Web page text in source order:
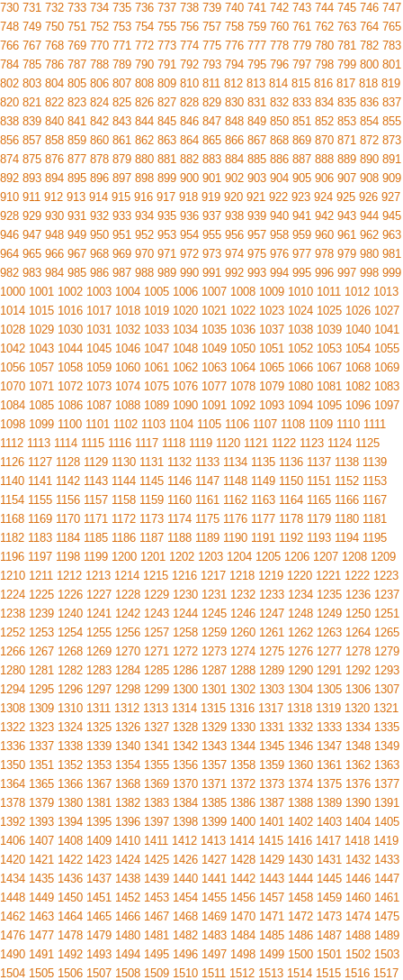
730 731 732 733 734 735 736 737 738 739 740 741 742 743 744 745 746 747
748 749 750 751 752 753 754 755 756 757 758 759 760 761 762 763 764 765
766 767 768 769 770 771 772 773 774 775 776 777 778 779 780 781 782 783
784 785 786 787 788 789 790 791 792 793 794 795 796 797 798 799 800 801
802 803 804 805 806 807 808 809 810 811 812 813 814 815 816 817 818 819
820 821 822 823 824 825 826 827 828 829 830 831 832 833 834 835 836 837
838 839 840 841 842 843 844 845 846 847 848 849 850 851 852 853 854 855
856 857 858 859 860 861 862 863 864 865 866 867 868 869 870 871 872 873
874 875 876 877 878 879 880 881 882 883 884 885 886 887 888 889 890 891
892 893 894 895 896 897 898 899 900 901 902 903 904 905 906 907 908 909
910 911 912 913 914 915 916 917 918 919 920 921 922 923 924 925 926 927
928 929 930 931 932 933 934 935 936 937 938 939 940 941 942 943 944 945
946 947 948 949 950 951 952 953 954 955 956 957 958 959 960 961 962 963
964 965 966 967 968 969 970 971 972 973 974 975 976 977 978 979 980 981
982 983 984 985 986 987 988 989 990 991 992 993 994 995 996 997 998 999
1000 1001 1002 1003 1004 1005 1006 1007 1008 1009 1010 1011 1012 1013
1014 1015 1016 1017 1018 1019 1020 1021 1022 1023 1024 1025 1026 1027
1028 1029 1030 1031 1032 1033 1034 1035 1036 1037 1038 1039 1040 1041
1042 1043 1044 1045 1046 1047 1048 1049 1050 1051 1052 1053 1054 1055
1056 1057 1058 1059 1060 1061 1062 1063 1064 1065 1066 1067 1068 1069
1070 1071 1072 1073 1074 1075 1076 1077 1078 1079 1080 1081 1082 1083
1084 1085 1086 1087 1088 1089 1090 1091 1092 1093 1094 1095 1096 1097
1098 1099 1100 1101 1102 1103 1104 1105 1106 1107 1108 1109 1110 1111
1112 1113 1114 1115 1116 1117 1118 1119 1120 1121 1122 1123 1124 1125
1126 1127 1128 1129 1130 1131 1132 1133 1134 1135 1136 1137 1138 1139
1140 1141 1142 1143 1144 1145 1146 1147 1148 1149 1150 1151 1152 1153
1154 1155 1156 1157 1158 1159 1160 1161 1162 1163 1164 1165 1166 1167
1168 1169 1170 1171 1172 1173 1174 1175 1176 1177 1178 1179 1180 1181
1182 1183 1184 1185 1186 1187 1188 1189 1190 1191 1192 1193 1194 1195
1196 1197 1198 1199 1200 1201 1202 1203 1204 1205 1206 1207 1208 1209
1210 1211 1212 1213 1214 1215 1216 1217 1218 1219 1220 1221 1222 1223
1224 1225 1226 1227 1228 1229 1230 1231 1232 1233 1234 1235 1236 1237
1238 1239 1240 1241 1242 1243 1244 1245 1246 1247 1248 1249 1250 1251
1252 1253 1254 1255 1256 1257 1258 1259 1260 1261 1262 1263 1264 1265
1266 1267 1268 1269 1270 1271 1272 1273 1274 1275 1276 1277 1278 1279
1280 1281 1282 1283 1284 1285 1286 1287 1288 1289 1290 1291 1292 1293
1294 1295 1296 1297 1298 1299 1300 1301 1302 1303 1304 1305 1306 1307
1308 1309 1310 1311 1312 1313 1314 1315 1316 1317 1318 1319 1320 1321
1322 1323 1324 1325 1326 1327 1328 1329 1330 1331 1332 1333 1334 1335
1336 1337 1338 1339 1340 1341 1342 1343 1344 1345 1346 1347 1348 1349
1350 1351 1352 1353 1354 1355 1356 1357 1358 1359 1360 1361 1362 1363
1364 1365 1366 1367 1368 1369 1370 1371 1372 1373 1374 1375 1376 1377
1378 1379 1380 1381 1382 1383 1384 1385 1386 1387 1388 1389 1390 1391
1392 1393 1394 1395 1396 1397 1398 1399 1400 1401 1402 1403 1404 1405
1406 1407 1408 1409 1410 1411 1412 1413 1414 1415 1416 1417 1418 1419
1420 1421 1422 1423 1424 1425 1426 1427 1428 1429 1430 1431 1432 1433
1434 1435 1436 1437 1438 1439 1440 1441 1442 1443 1444 1445 1446 1447
1448 1449 1450 1451 1452 1453 1454 1455 1456 1457 1458 1459 1460 1461
1462 1463 1464 1465 1466 1467 1468 1469 1470 1471 1472 1473 1474 1475
1476 1477 1478 1479 1480 1481 1482 1483 1484 1485 1486 1487 1488 1489
1490 1491 1492 1493 1494 1495 1496 1497 1498 1499 1500 1501 1502 1503
1504 1505 1506 1507 1508 1509 1510 1511 1512 1513 1514 1515 1516 1517